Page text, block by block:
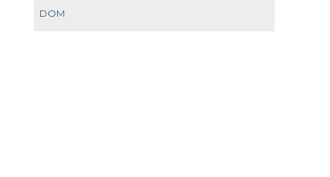
DOM